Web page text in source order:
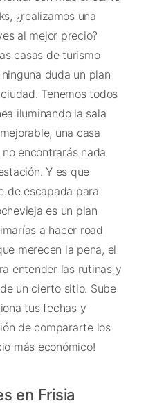
¿realizamos una
al mejor precio?
casas de turismo
duda un plan
Tenemos todos
iluminando la sala
una casa
encontrarás nada
Y es que
de escapada para
es un plan
a hacer road
merecen la pena, el
entender las rutinas y
un cierto sitio. Sube
tus fechas y
de compararte los
más económico!
en Frisia